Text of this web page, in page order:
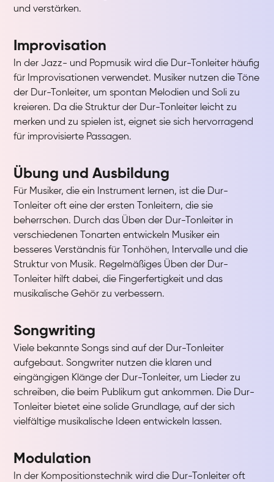
und verstärken.
Improvisation
In der Jazz- und Popmusik wird die Dur-Tonleiter häufig
für Improvisationen verwendet. Musiker nutzen die Töne
der Dur-Tonleiter, um spontan Melodien und Soli zu
kreieren. Da die Struktur der Dur-Tonleiter leicht zu
merken und zu spielen ist, eignet sie sich hervorragend
für improvisierte Passagen.
Übung und Ausbildung
Für Musiker, die ein Instrument lernen, ist die Dur-
Tonleiter oft eine der ersten Tonleitern, die sie
beherrschen. Durch das Üben der Dur-Tonleiter in
verschiedenen Tonarten entwickeln Musiker ein
besseres Verständnis für Tonhöhen, Intervalle und die
Struktur von Musik. Regelmäßiges Üben der Dur-
Tonleiter hilft dabei, die Fingerfertigkeit und das
musikalische Gehör zu verbessern.
Songwriting
Viele bekannte Songs sind auf der Dur-Tonleiter
aufgebaut. Songwriter nutzen die klaren und
eingängigen Klänge der Dur-Tonleiter, um Lieder zu
schreiben, die beim Publikum gut ankommen. Die Dur-
Tonleiter bietet eine solide Grundlage, auf der sich
vielfältige musikalische Ideen entwickeln lassen.
Modulation
In der Kompositionstechnik wird die Dur-Tonleiter oft